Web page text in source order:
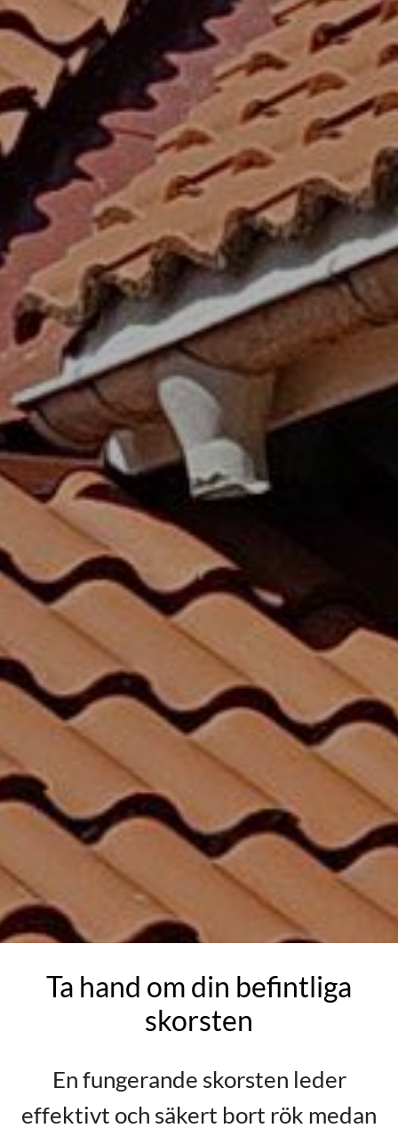
Ta hand om din befintliga
skorsten
En fungerande skorsten leder
effektivt och säkert bort rök medan